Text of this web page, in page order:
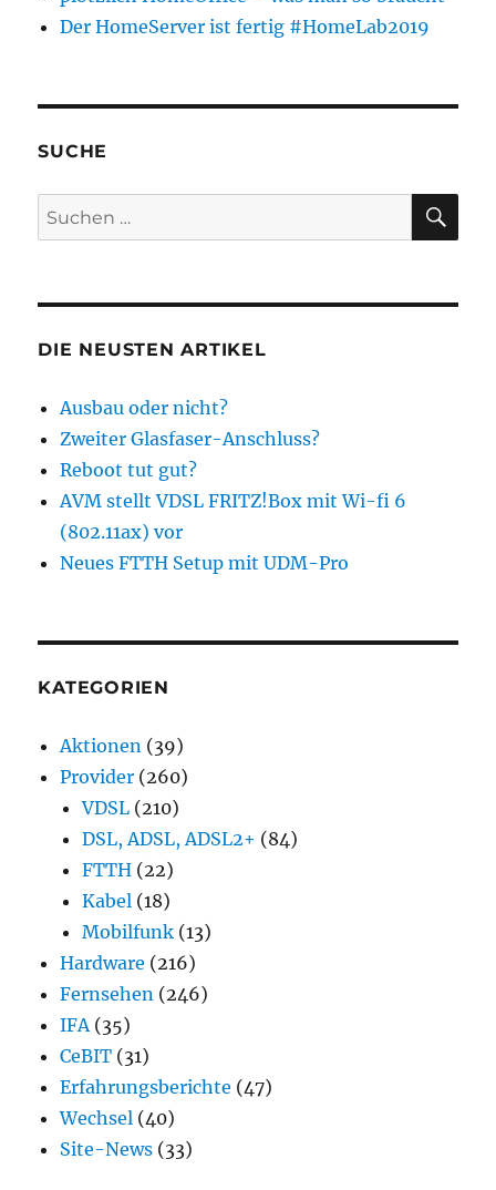
Der HomeServer ist fertig #HomeLab2019
SUCHE
Suchen
nach:
DIE NEUSTEN ARTIKEL
Ausbau oder nicht?
Zweiter Glasfaser-Anschluss?
Reboot tut gut?
AVM stellt VDSL FRITZ!Box mit Wi-fi 6
(802.11ax) vor
Neues FTTH Setup mit UDM-Pro
KATEGORIEN
Aktionen (39)
Provider (260)
VDSL (210)
DSL, ADSL, ADSL2+ (84)
FTTH (22)
Kabel (18)
Mobilfunk (13)
Hardware (216)
Fernsehen (246)
IFA (35)
CeBIT (31)
Erfahrungsberichte (47)
Wechsel (40)
Site-News (33)